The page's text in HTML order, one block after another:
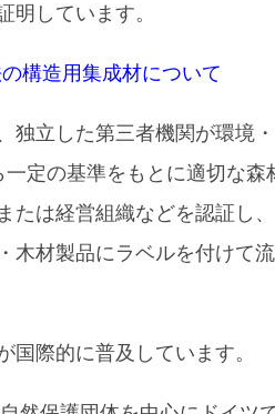
明しています。
構造用集成材について
独立した第三者機関が環境
定の基準をもとに適切な森
たは経営組織などを認証し
木材製品にラベルを付けて
国際的に普及しています。